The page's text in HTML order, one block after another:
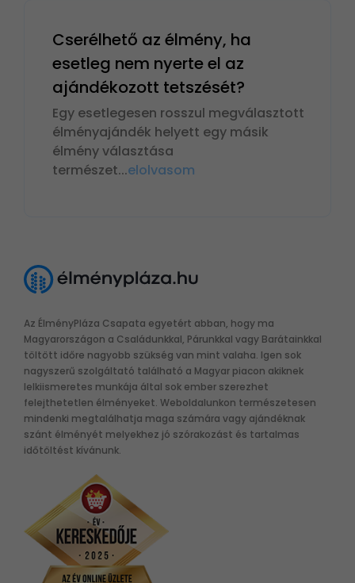
Cserélhető az élmény, ha
esetleg nem nyerte el az
ajándékozott tetszését?
Egy esetlegesen rosszul megválasztott
élményajándék helyett egy másik
élmény választása
természet...elolvasom
Az ÉlményPláza Csapata egyetért abban, hogy ma
Magyarországon a Családunkkal, Párunkkal vagy Barátainkkal
töltött időre nagyobb szükség van mint valaha. Igen sok
nagyszerű szolgáltató található a Magyar piacon akiknek
lelkiismeretes munkája által sok ember szerezhet
felejthetetlen élményeket. Weboldalunkon természetesen
mindenki megtalálhatja maga számára vagy ajándéknak
szánt élményét melyekhez jó szórakozást és tartalmas
időtöltést kívánunk.